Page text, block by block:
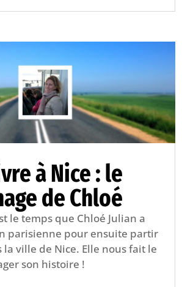
à Nice : le
de Chloé
le temps que Chloé Julian a
parisienne pour ensuite partir
la ville de Nice. Elle nous fait le
son histoire !